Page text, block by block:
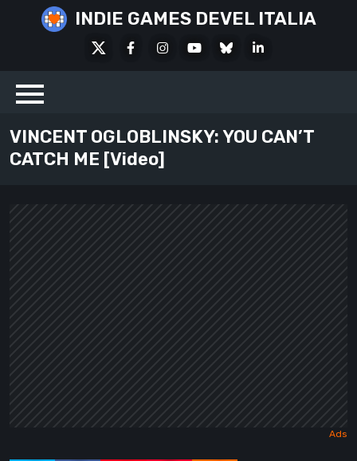
INDIE GAMES DEVEL ITALIA
FacebookInstagramYoutubeBlueskyLinkedIn
VINCENT OGLOBLINSKY: YOU CAN’T
CATCH ME [Video]